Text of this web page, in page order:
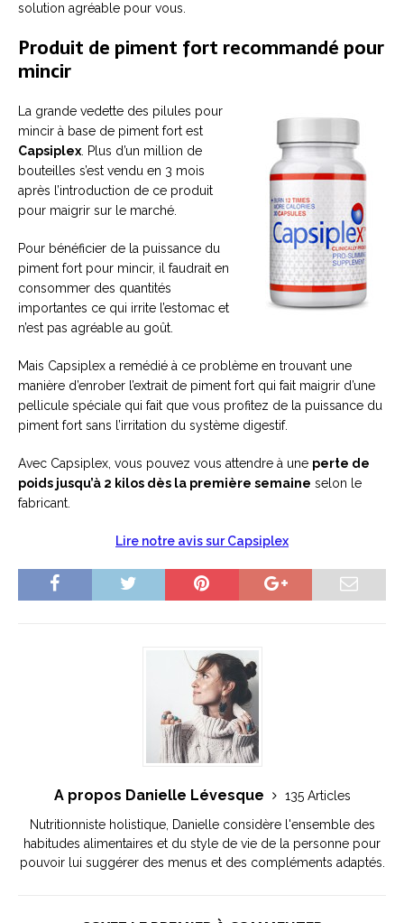
solution agréable pour vous.
Produit de piment fort recommandé pour
mincir
La grande vedette des pilules pour
mincir à base de piment fort est
Capsiplex . Plus d’un million de
bouteilles s’est vendu en 3 mois
après l’introduction de ce produit
pour maigrir sur le marché.
Pour bénéficier de la puissance du
piment fort pour mincir, il faudrait en
consommer des quantités
importantes ce qui irrite l’estomac et
n’est pas agréable au goût.
Mais Capsiplex a remédié à ce problème en trouvant une
manière d’enrober l’extrait de piment fort qui fait maigrir d’une
pellicule spéciale qui fait que vous profitez de la puissance du
piment fort sans l’irritation du système digestif.
Avec Capsiplex, vous pouvez vous attendre à une perte de
poids jusqu’à 2 kilos dès la première semaine selon le
fabricant.
Lire notre avis sur Capsiplex
A propos Danielle Lévesque
135 Articles
Nutritionniste holistique, Danielle considère l'ensemble des
habitudes alimentaires et du style de vie de la personne pour
pouvoir lui suggérer des menus et des compléments adaptés.